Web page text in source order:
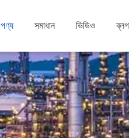
পণ্য সমাধান ভিডিও ব্লগ